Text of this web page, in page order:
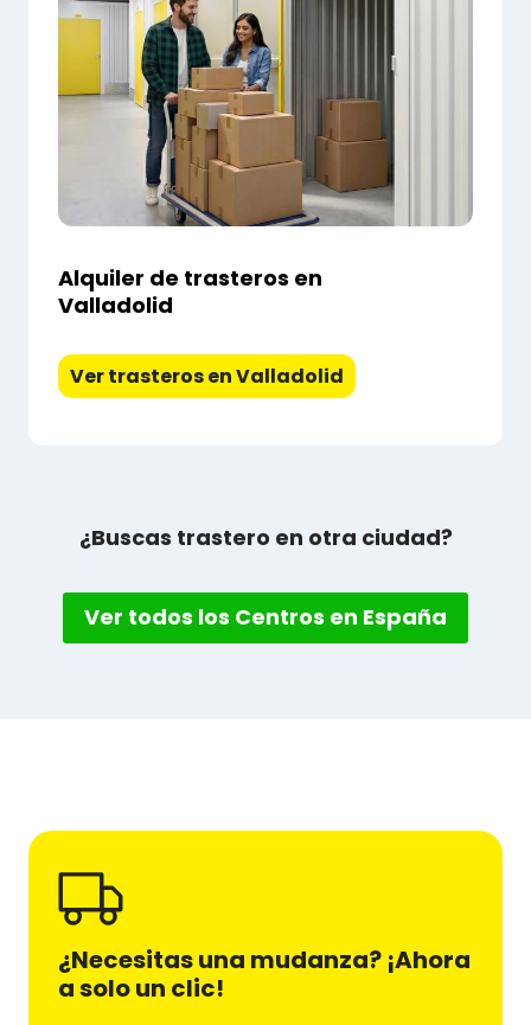
Alquiler de trasteros en
Valladolid
Ver trasteros en Valladolid
¿Buscas trastero en otra ciudad?
Ver todos los Centros en España
¿Necesitas una mudanza? ¡Ahora
a solo un clic!